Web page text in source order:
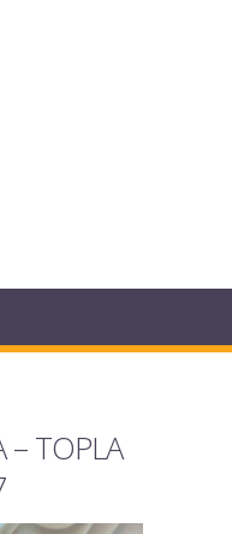
– TOPLA